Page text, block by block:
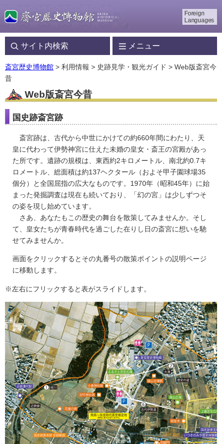
Foreign
Languages
サイト内検索 メニュー
斎宮歴史博物館 > 利用情報 > 史跡見学・観光ガイド > Web版斎宮今
昔
Web版斎宮今昔
国史跡斎宮跡
斎宮跡は、古代から中世にかけての約660年間にわたり、天
皇に代わって伊勢神宮に仕えた未婚の皇女・斎王の宮殿があっ
た所です。遺跡の規模は、東西約2キロメートル、南北約0.7キ
ロメートル、総面積は約137ヘクタール（およそ甲子園球場35
個分）と全国屈指の広大なものです。1970年（昭和45年）に始
まった発掘調査は現在も続いており、「幻の宮」は少しずつそ
の姿を現し始めています。
さあ、あなたもこの歴史の舞台を散策してみませんか。そし
て、皇女たちが青春時代を過ごした在りし日の斎宮に想いを馳
せてみませんか。
画面をクリックするとその丸番号の散策ポイントの説明ページ
に移動します。
※左右にフリックすると表がスライドします。